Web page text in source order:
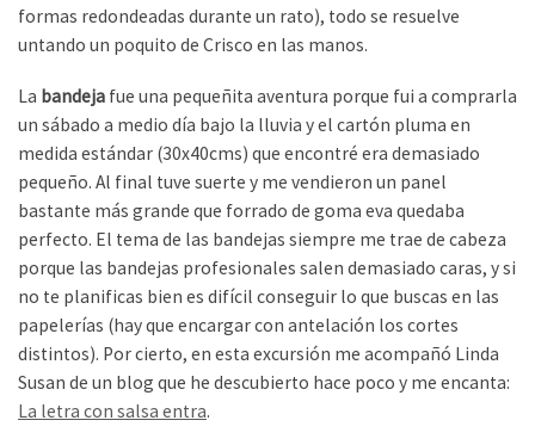
formas redondeadas durante un rato), todo se resuelve
untando un poquito de Crisco en las manos.
La bandeja fue una pequeñita aventura porque fui a comprarla
un sábado a medio día bajo la lluvia y el cartón pluma en
medida estándar (30x40cms) que encontré era demasiado
pequeño. Al final tuve suerte y me vendieron un panel
bastante más grande que forrado de goma eva quedaba
perfecto. El tema de las bandejas siempre me trae de cabeza
porque las bandejas profesionales salen demasiado caras, y si
no te planificas bien es difícil conseguir lo que buscas en las
papelerías (hay que encargar con antelación los cortes
distintos). Por cierto, en esta excursión me acompañó Linda
Susan de un blog que he descubierto hace poco y me encanta:
La letra con salsa entra.